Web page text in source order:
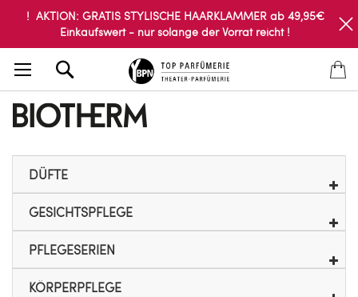
! AKTION: GRATIS STYLISCHE HAARKLAMMER ab 49,95€
Einkaufswert - nur solange der Vorrat reicht !
DÜFTE
GESICHTSPFLEGE
PFLEGESERIEN
KÖRPERPFLEGE